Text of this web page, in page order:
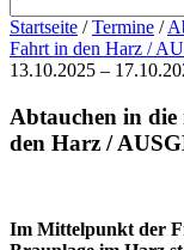
Startseite /Termine /
Fahrt in den Harz /
13.10.2025 –
Abtauchen in die
den Harz /
Im Mittelpunkt der